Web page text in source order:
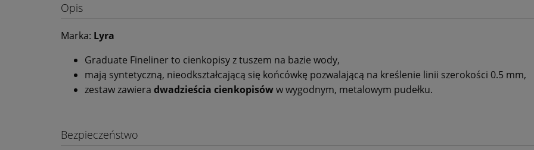
Opis
Marka: Lyra
Graduate Fineliner to cienkopisy z tuszem na bazie wody,
mają syntetyczną, nieodkształcającą się końcówkę pozwalającą na kreślenie linii szerokości 0.5 mm,
zestaw zawiera dwadzieścia cienkopisóww wygodnym, metalowym pudełku.
Bezpieczeństwo